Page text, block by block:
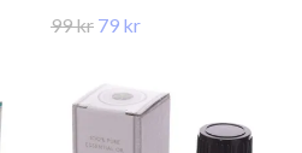
99 kr 79 kr